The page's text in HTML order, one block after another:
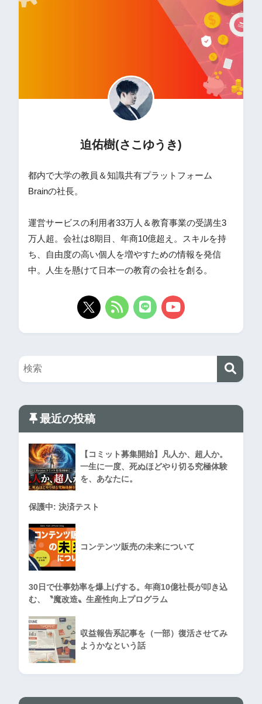
迫佑樹(さこゆうき)
都内で大学の教員＆知識共有プラットフォーム
Brainの社長。
運営サービスの利用者33万人＆教育事業の受講生3
万人超。会社は8期目、年商10億超え。スキルを持
ち、自由度の高い個人を増やすための情報を発信
中。人生を懸けて日本一の教育の会社を創る。
最近の投稿
【コミット募集開始】凡人か、超人か。
一生に一度、死ぬほどやり切る究極体験
を、あなたに。
保護中: 決済テスト
コンテンツ販売の未来について
30日で仕事効率を爆上げする。年商10億社長が叩き込
む、〝魔改造〟生産性向上プログラム
収益報告系記事を（一部）復活させてみ
ようかなという話